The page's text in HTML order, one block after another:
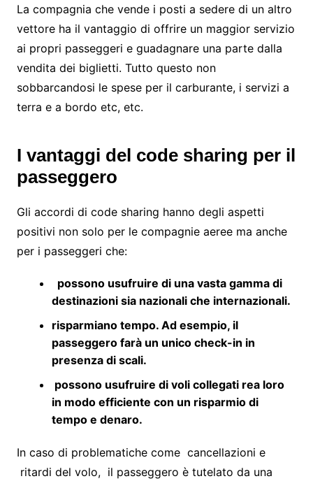
La compagnia che vende i posti a sedere di un altro
vettore ha il vantaggio di offrire un maggior servizio
ai propri passeggeri e guadagnare una parte dalla
vendita dei biglietti. Tutto questo non
sobbarcandosi le spese per il carburante, i servizi a
terra e a bordo etc, etc.
I vantaggi del code sharing per il
passeggero
Gli accordi di code sharing hanno degli aspetti
positivi non solo per le compagnie aeree ma anche
per i passeggeri che:
possono usufruire di una vasta gamma di
destinazioni sia nazionali che internazionali.
risparmiano tempo. Ad esempio, il
passeggero farà un unico check-in in
presenza di scali.
possono usufruire di voli collegati rea loro
in modo efficiente con un risparmio di
tempo e denaro.
In caso di problematiche come cancellazioni e
ritardi del volo, il passeggero è tutelato da una